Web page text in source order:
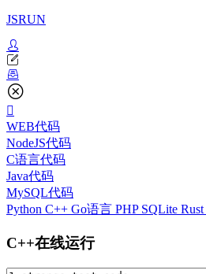
JSRUN
WEB代码
NodeJS代码
C语言代码
Java代码
MySQL代码
Python C++ Go语言 PHP SQLite Rust
C++在线运行